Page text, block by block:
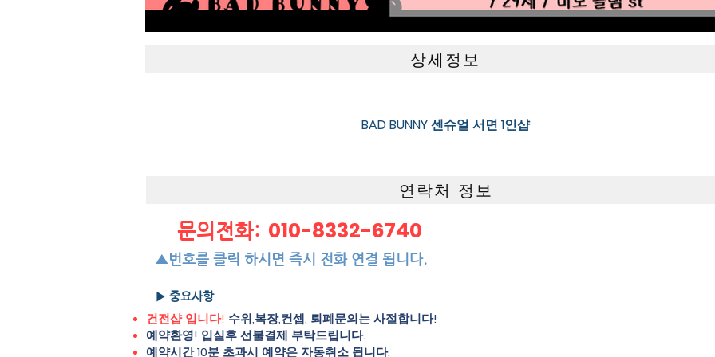
상세정보
BAD BUNNY 센슈얼 서면 1인샵
연락처 정보
010-8332-6740
문의전화:
▲번호를 클릭 하시면 즉시 전화 연결 됩니다.
▶ 중요사항
건전샵 입니다! 수위,복장,컨셉, 퇴폐문의는 사절합니다!
예약환영! 입실후 선불결제 부탁드립니다.
예약시간 10분 초과시 예약은 자동취소 됩니다.